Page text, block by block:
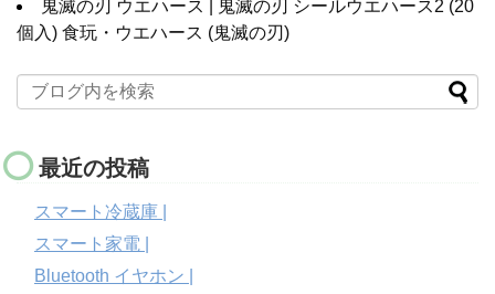
鬼滅の刃 ウエハース | 鬼滅の刃 シールウエハース2 (20
個入) 食玩・ウエハース (鬼滅の刃)
最近の投稿
スマート冷蔵庫 |
スマート家電 |
Bluetooth イヤホン |